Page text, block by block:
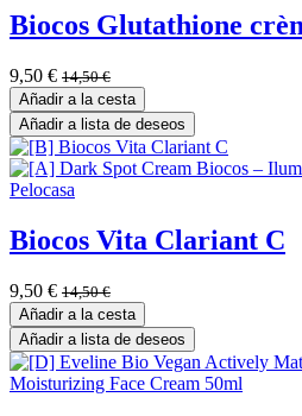
Biocos Glutathione
9,50 € 14,50€
Añadir a la cesta
Añadir a lista de deseos
Biocos Vita Clariant C
9,50 € 14,50€
Añadir a la cesta
Añadir a lista de deseos